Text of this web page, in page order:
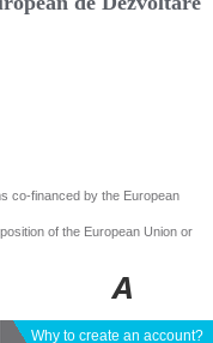
co-financed by the European
of the European Union or
Why to create an account?